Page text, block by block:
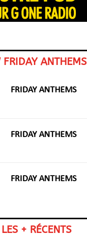
FRIDAY ANTHEMS
FRIDAY ANTHEMS
FRIDAY ANTHEMS
FRIDAY ANTHEMS
+ RÉCENTS